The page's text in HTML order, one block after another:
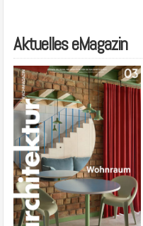
Aktuelles eMagazin